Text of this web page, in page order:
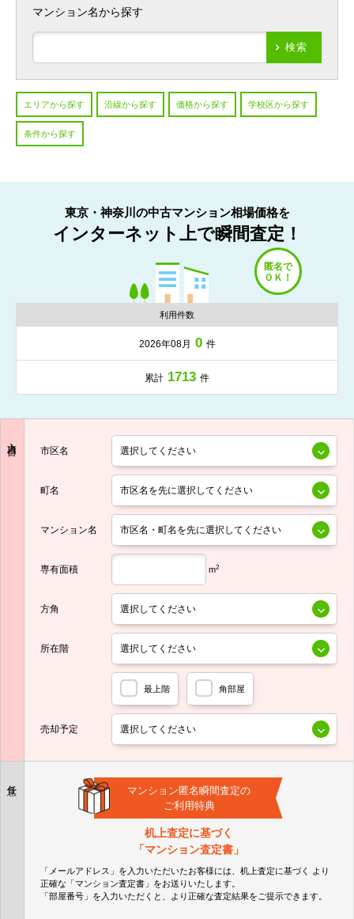
マンション名から探す
検索
エリアから探す 沿線から探す 価格から探す 学校区から探す
条件から探す
東京・神奈川の中古マンション相場価格を
インターネット上で瞬間査定！
利用件数
2026年08月 0 件
累計 1713 件
市区名
町名
マンション名
専有面積 m2
方角
所在階
最上階 角部屋
売却予定
マンション匿名瞬間査定の
ご利用特典
机上査定に基づく
「マンション査定書」
「メールアドレス」を入力いただいたお客様には、机上査定に基づく
より
正確な 「マンション査定書」 をお送りいたします。
「部屋番号」を入力いただくと、より正確な査定結果をご提示できます。